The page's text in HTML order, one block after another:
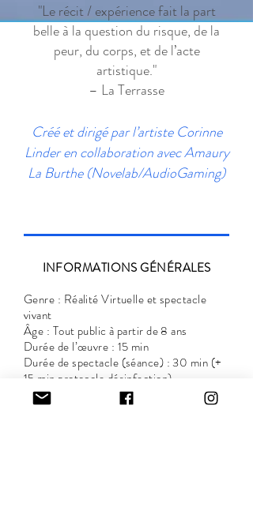
"Le récit / expérience fait la part
belle à la question du risque, de la
peur, du corps, et de l’acte
artistique."
– La Terrasse
Créé et dirigé par l’artiste Corinne
Linder en collaboration avec Amaury
La Burthe (Novelab/AudioGaming)
INFORMATIONS GÉNÉRALES
Genre : Réalité Virtuelle et spectacle
vivant
Âge : Tout public à partir de 8 ans
Durée de l’œuvre : 15 min
Durée de spectacle (séance) : 30 min (+
15 min protocole désinfection)
Jauge : 120 personnes par jour
Langue : Français & Anglais